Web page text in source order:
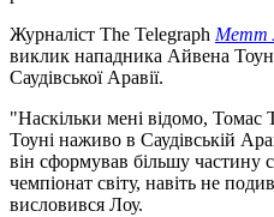
Журналіст The Telegraph Метт
виклик нападника Айвена
Саудівської Аравії.
"Наскільки мені відомо, Томас
Тоуні наживо в Саудівській
він сформував більшу частину
чемпіонат світу, навіть не
висловився Лоу.